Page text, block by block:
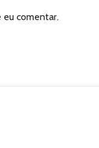
eu comentar.